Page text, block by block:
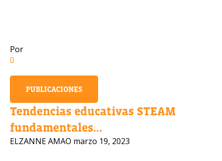
Por
0
PUBLICACIONES
Tendencias educativas STEAM
fundamentales...
ELZANNE AMAO marzo 19, 2023
Número de celular
OBTENER INFORMACIÓN